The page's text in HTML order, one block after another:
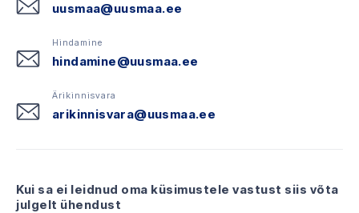
uusmaa@uusmaa.ee
Hindamine
hindamine@uusmaa.ee
Ärikinnisvara
arikinnisvara@uusmaa.ee
Kui sa ei leidnud oma küsimustele vastust siis võta
julgelt ühendust